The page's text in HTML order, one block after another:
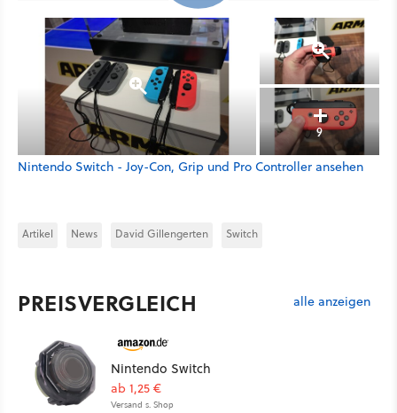
9
Nintendo Switch - Joy-Con, Grip und Pro Controller ansehen
Artikel News David Gillengerten Switch
PREISVERGLEICH alle anzeigen
Nintendo Switch
ab 1,25 €
Versand s. Shop